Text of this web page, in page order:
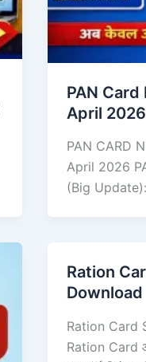
PAN
April 2026
PAN CARD
April 2026
(Big
Ration
Download
Ration Card
Ration Card